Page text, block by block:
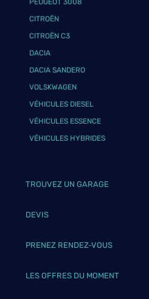
PEUGEOT 3008
CITROËN
CITROËN C3
DACIA
DACIA SANDERO
VOLSKWAGEN
VÉHICULES DIESEL
VÉHICULES ESSENCE
VÉHICULES HYBRIDES
TROUVEZ UN GARAGE
DEVIS
PRENEZ RENDEZ-VOUS
LES OFFRES DU MOMENT